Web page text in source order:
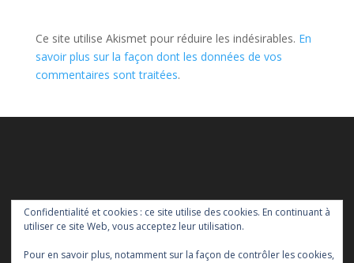
Ce site utilise Akismet pour réduire les indésirables. En
savoir plus sur la façon dont les données de vos
commentaires sont traitées.
Confidentialité et cookies : ce site utilise des cookies. En continuant à
utiliser ce site Web, vous acceptez leur utilisation.
Pour en savoir plus, notamment sur la façon de contrôler les cookies,